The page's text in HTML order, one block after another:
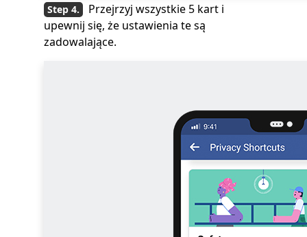
Przejrzyj wszystkie 5 kart i
upewnij się, że ustawienia te są
zadowalające.